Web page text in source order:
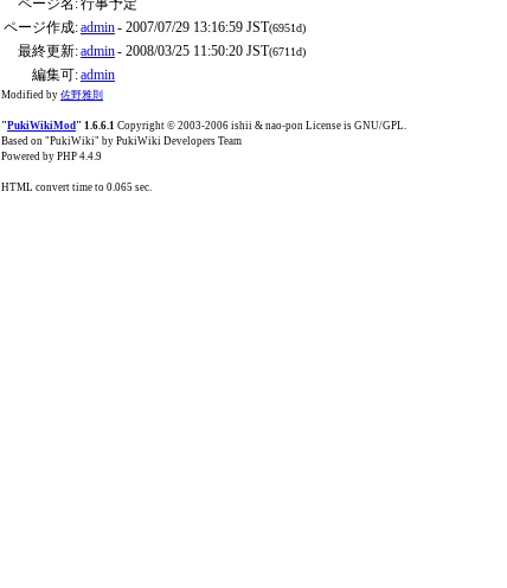
ページ名:行事予定
ページ作成:admin- 2007/07/29 13:16:59 JST(6951d)
最終更新:admin- 2008/03/25 11:50:20 JST(6711d)
編集可:admin
Modified by 佐野雅則
"PukiWikiMod" 1.6.6.1 Copyright © 2003-2006 ishii & nao-pon License is GNU/GPL.
Based on "PukiWiki" by PukiWiki Developers Team
Powered by PHP 4.4.9
HTML convert time to 0.065 sec.